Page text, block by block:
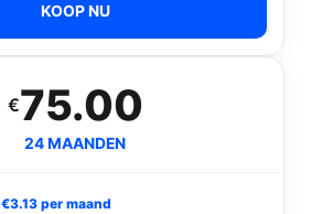
KOOP NU
€75.00
24 MAANDEN
€3.13 per maand